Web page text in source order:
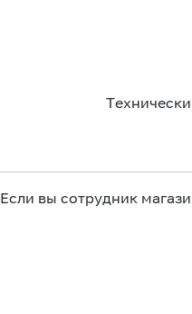
Если вы сотрудник